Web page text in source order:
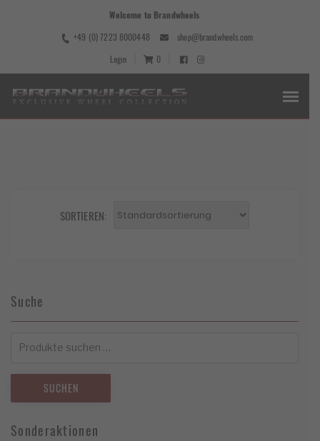
Welcome to Brandwheels
+49 (0) 7223 8000448
shop@brandwheels.com
Login
0
SORTIEREN:
Suche
nach:
SUCHEN
Sonderaktionen